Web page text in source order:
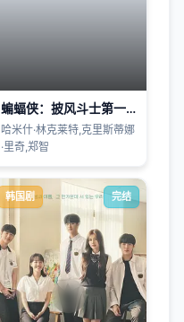
蝙蝠侠：披风斗士第一季
哈米什·林克莱特,克里斯蒂娜
·里奇,郑智
韩国剧 完结